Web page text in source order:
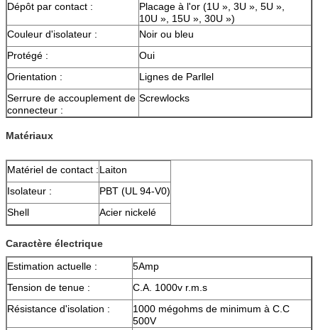
Dépôt par contact :
Placage à l'or (1U », 3U », 5U »,
10U », 15U », 30U »)
Couleur d'isolateur :
Noir ou bleu
Protégé :
Oui
Orientation :
Lignes de Parllel
Serrure de accouplement de
connecteur :
Screwlocks
Matériaux
Matériel de contact :Laiton
Isolateur :
PBT (UL 94-V0)
Shell
Acier nickelé
Caractère électrique
Estimation actuelle :
5Amp
Tension de tenue :
C.A. 1000v r.m.s
Résistance d'isolation :
1000 mégohms de minimum à C.C
500V